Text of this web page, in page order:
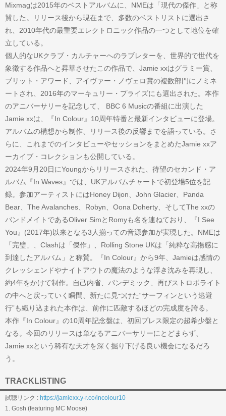
Mixmagは2015年のベストアルバムに、NMEは「現代の傑作」と称
賛した。リリース後から現在まで、多数のベストリストに選出さ
れ、2010年代の最重要エレクトロニック作品の一つとして地位を確
立している。
個人的なUKクラブ・カルチャーへのラブレターを、世界的で世代を
象徴する作品へと昇華させたこの作品で、Jamie xxはグラミー賞、
ブリット・アワード、アイヴァー・ノヴェロ賞の複数部門にノミネ
ートされ、2016年のマーキュリー・プライズにも選出された。本作
のアニバーサリーを記念して、 BBC 6 Musicの番組に出演した
Jamie xxは、『In Colour』10周年特番と最新インタビューに登場。
アルバムの構想から制作、リリース後の反響までを語っている。さ
らに、これまでのインタビューやセッションをまとめたJamie xxア
ーカイブ・コレクションも公開している。
2024年9月20日にYoungからリリースされた、待望のセカンド・ア
ルバム『In Waves』では、UKアルバムチャートで初登場5位を記
録。参加アーティストにはHoney Dijon、John Glacier、Panda
Bear、The Avalanches、Robyn、Oona Doherty、そしてThe xxの
バンドメイトであるOliver SimとRomyも名を連ねており、『I See
You』(2017年)以来となる3人揃っての音源参加が実現した。NMEは
「完璧」、Clashは「傑作」、Rolling Stone UKは「純粋な高揚感に
到達したアルバム」と称賛。『In Colour』から9年、Jamieは感情の
クレッシェンドやナイトアウトの魔法のような浮き沈みを再現し、
約4年をかけて制作。自己内省、パンデミック、再びストロボライト
の中へと戻っていく瞬間、新たに見つけた“サーフィンという逃避
行”も織り込まれた本作は、前作に匹敵するほどの完成度を誇る。
本作『In Colour』の10周年記念盤は、初回プレス限定の超希少盤と
なる。今回のリリースは単なるアニバーサリーにとどまらず、
Jamie xxという稀有な天才を深く掘り下げる良い機会になるだろ
う。
TRACKLISTING
試聴リンク : https://jamiexx.y-r.co/incolour10
1. Gosh (featuring MC Moose)